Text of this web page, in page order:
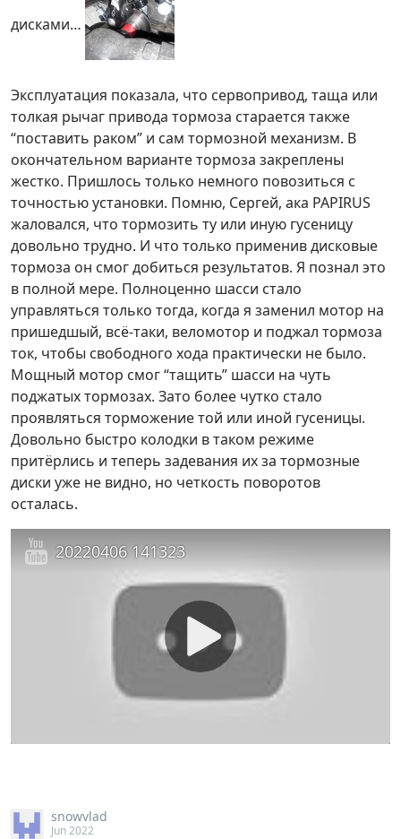
дисками…
Эксплуатация показала, что сервопривод, таща или
толкая рычаг привода тормоза старается также
“поставить раком” и сам тормозной механизм. В
окончательном варианте тормоза закреплены
жестко. Пришлось только немного повозиться с
точностью установки. Помню, Сергей, ака PAPIRUS
жаловался, что тормозить ту или иную гусеницу
довольно трудно. И что только применив дисковые
тормоза он смог добиться результатов. Я познал это
в полной мере. Полноценно шасси стало
управляться только тогда, когда я заменил мотор на
пришедшый, всё-таки, веломотор и поджал тормоза
ток, чтобы свободного хода практически не было.
Мощный мотор смог “тащить” шасси на чуть
поджатых тормозах. Зато более чутко стало
проявляться торможение той или иной гусеницы.
Довольно быстро колодки в таком режиме
притёрлись и теперь задевания их за тормозные
диски уже не видно, но четкость поворотов
осталась.
20220406 141323
snowvlad
Jun 2022